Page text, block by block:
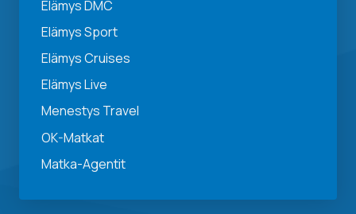
Elämys DMC
Elämys Sport
Elämys Cruises
Elämys Live
Menestys Travel
OK-Matkat
Matka-Agentit